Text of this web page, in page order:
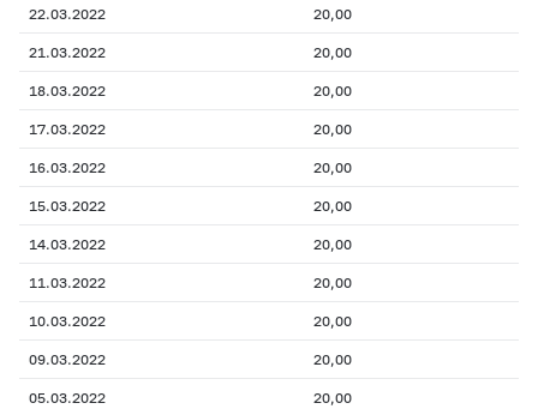
22.03.2022 20,00
21.03.2022 20,00
18.03.2022 20,00
17.03.2022 20,00
16.03.2022 20,00
15.03.2022 20,00
14.03.2022 20,00
11.03.2022 20,00
10.03.2022 20,00
09.03.2022 20,00
05.03.2022 20,00